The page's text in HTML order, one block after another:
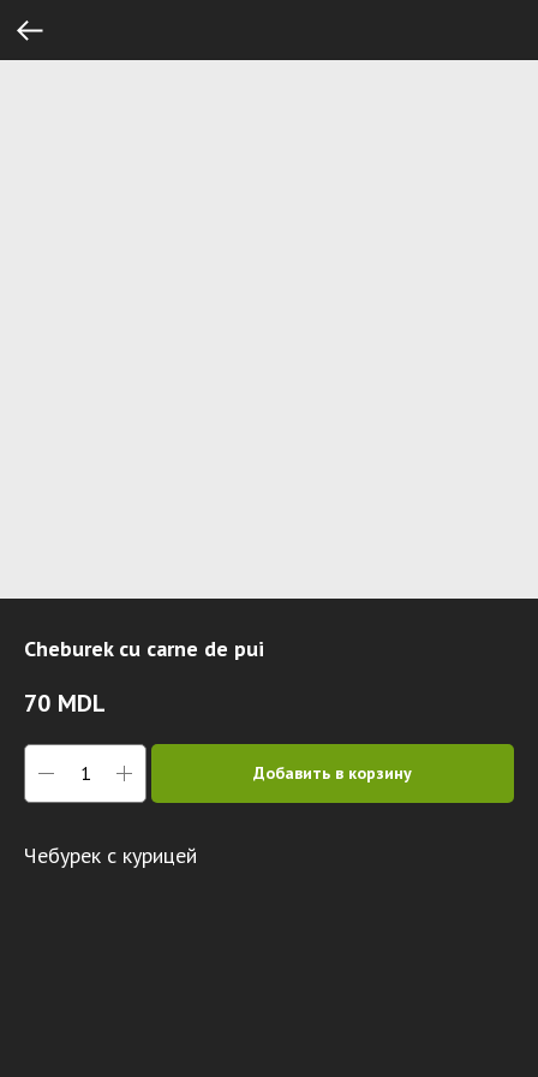
Cheburek cu carne de pui
70 MDL
Добавить в корзину
Чебурек с курицей